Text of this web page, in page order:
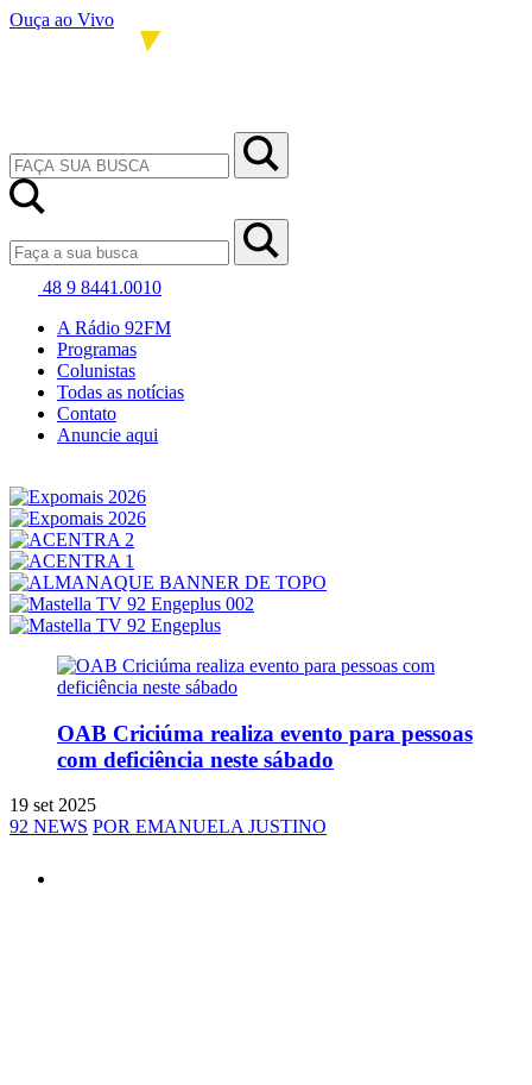
Ouça ao Vivo
48 9 8441.0010
A Rádio 92FM
Programas
Colunistas
Todas as notícias
Contato
Anuncie aqui
OAB Criciúma realiza evento para pessoas
com deficiência neste sábado
19 set 2025
92 NEWS POR EMANUELA JUSTINO